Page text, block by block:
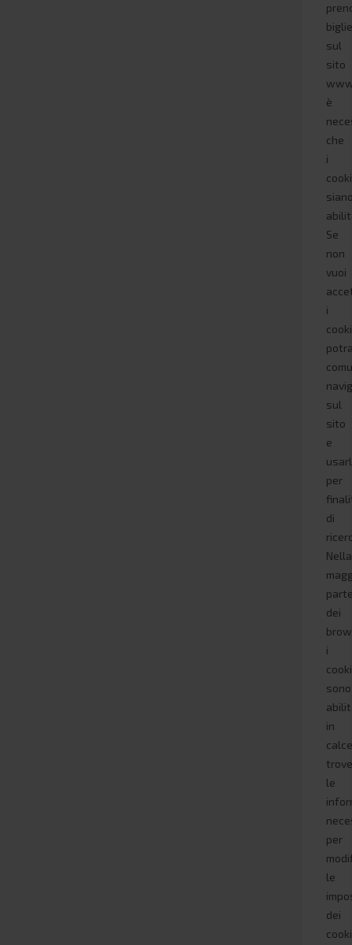
sul
sito
è
che
i
Se
non
vuoi
i
sul
sito
e
per
di
Nella
dei
i
sono
in
le
per
le
dei